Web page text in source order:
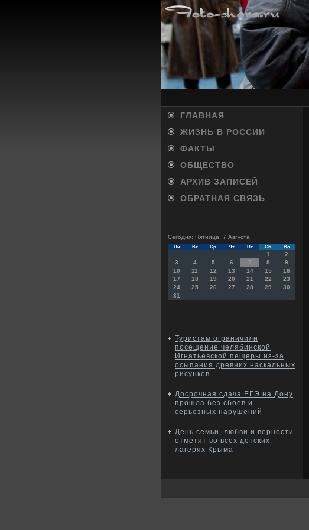
ГЛАВНАЯ
ЖИЗНЬ В РОССИИ
ФАКТЫ
ОБЩЕСТВО
АРХИВ ЗАПИСЕЙ
ОБРАТНАЯ СВЯЗЬ
Сегодня: Пятница, 7 Августа
Пн Вт Ср Чт Пт Сб Вс
1
2
3
4 5 6 7 8
9
10
11 12 13 14 15
16
17
18 19 20 21 22
23
24
25 26 27 28 29
30
31
Туристам ограничили
посещение челябинской
Игнатьевской пещеры из-за
осыпания древних наскальных
рисунков
Досрочная сдача ЕГЭ на Дону
прошла без сбоев и
серьезных нарушений
День семьи, любви и верности
отметят во всех детских
лагерях Крыма